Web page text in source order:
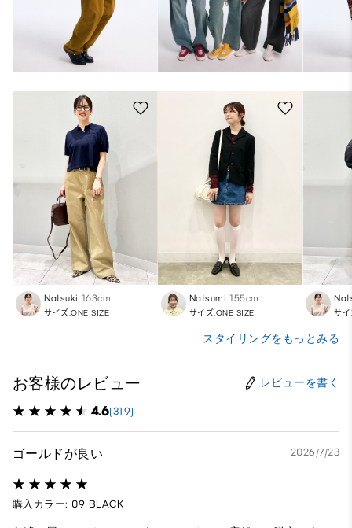
Natsuki 163cm
サイズ:ONE SIZE
Natsumi 155cm
サイズ:ONE SIZE サ
スタイリングをもっとみる
お客様のレビュー レビューを書く
4.6(319)
ゴールドが良い 2026/7/23
購入カラー: 09 BLACK